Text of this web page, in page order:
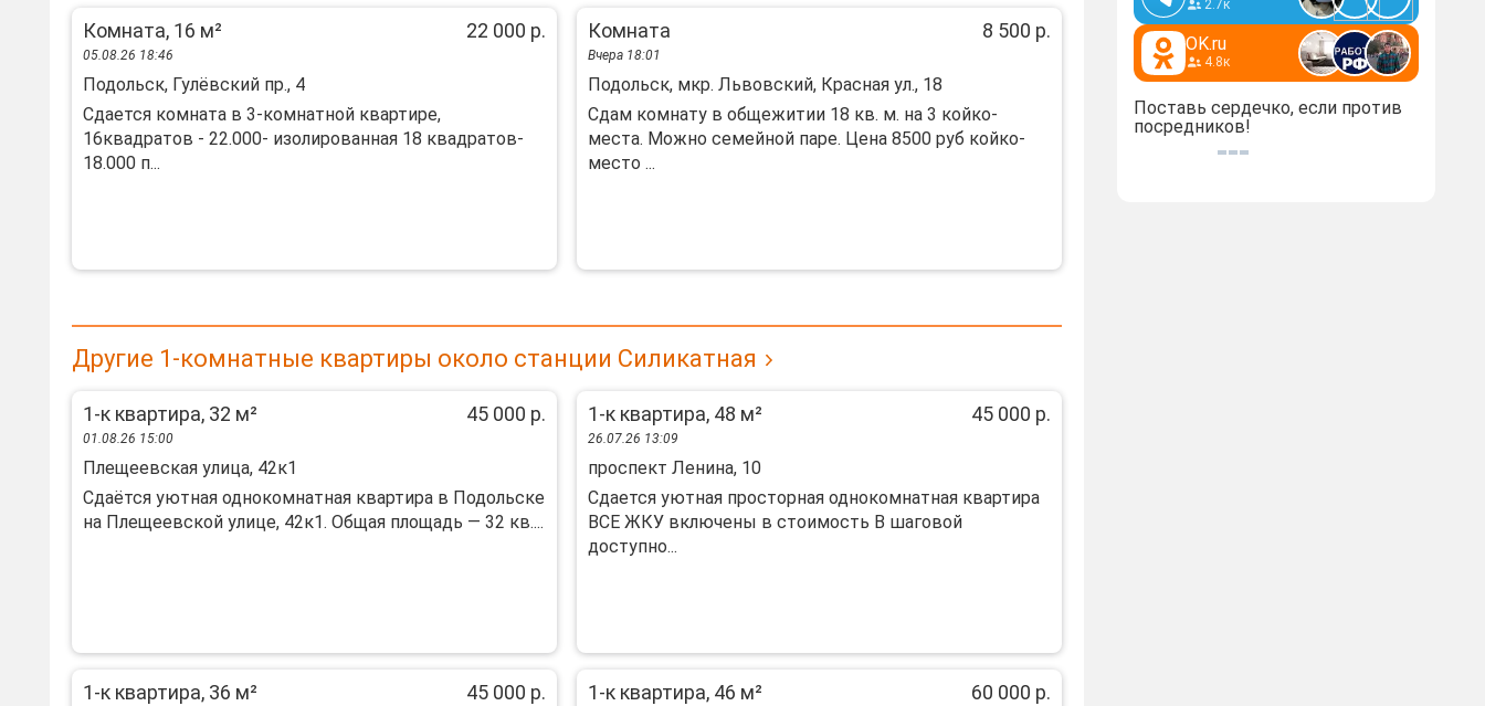
Комната, 16 м² 22 000 р.
05.08.26 18:46
Подольск, Гулёвский пр., 4
Сдается комната в 3-комнатной квартире,
16квадратов - 22.000- изолированная 18 квадратов-
18.000 п...
Комната 8 500 р.
Вчера 18:01
Подольск, мкр. Львовский, Красная ул., 18
Сдам комнату в общежитии 18 кв. м. на 3 койко-
места. Можно семейной паре. Цена 8500 руб койко-
место ...
Другие 1-комнатные квартиры около станции Силикатная
1-к квартира, 32 м² 45 000 р.
01.08.26 15:00
Плещеевская улица, 42к1
Сдаётся уютная однокомнатная квартира в Подольске
на Плещеевской улице, 42к1. Общая площадь — 32 кв....
1-к квартира, 48 м² 45 000 р.
26.07.26 13:09
проспект Ленина, 10
Сдается уютная просторная однокомнатная квартира
ВСЕ ЖКУ включены в стоимость В шаговой
доступно...
1-к квартира, 36 м² 45 000 р. 1-к квартира, 46 м² 60 000 р.
2.7к
OK.ru
4.8к
Поставь сердечко, если против
посредников!